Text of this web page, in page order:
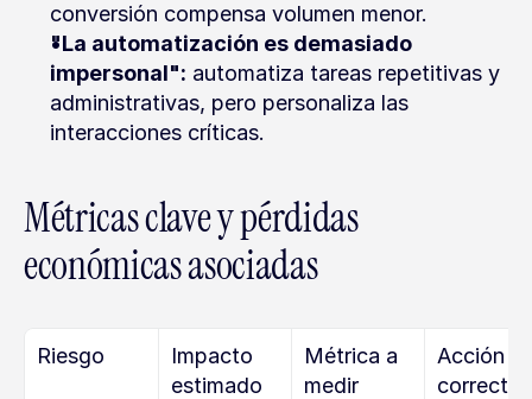
conversión compensa volumen menor.
"La automatización es demasiado
impersonal": automatiza tareas repetitivas y
administrativas, pero personaliza las
interacciones críticas.
Métricas clave y pérdidas
económicas asociadas
Riesgo
Impacto
estimado
Métrica a
medir
Acción